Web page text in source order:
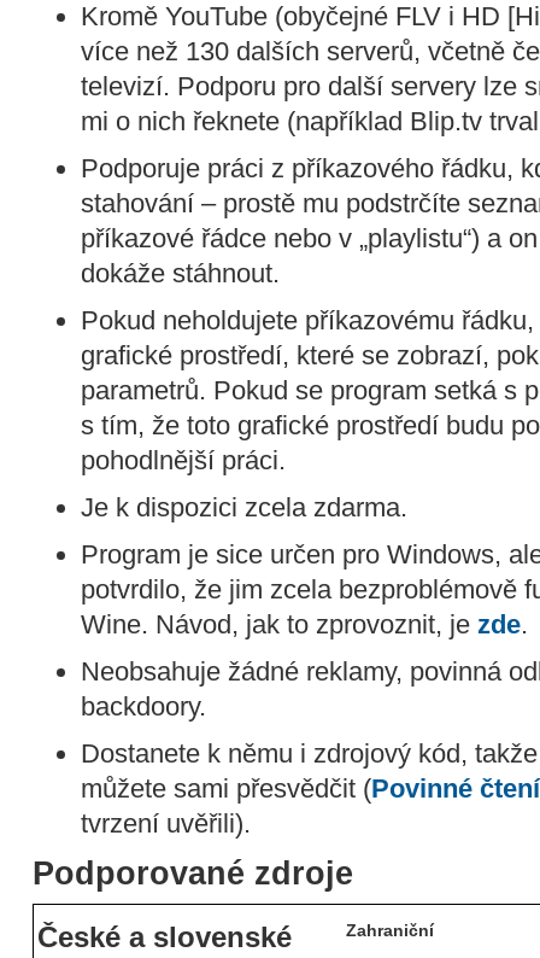
Kromě YouTube (obyčejné FLV i HD
více než 130 dalších serverů, včetně
televizí. Podporu pro další servery lze
mi o nich řeknete (například Blip.tv
Podporuje práci z příkazového řádku,
stahování – prostě mu podstrčíte
příkazové řádce nebo v „playlistu“) a
dokáže stáhnout.
Pokud neholdujete příkazovému
grafické prostředí, které se zobrazí,
parametrů. Pokud se program setká s
s tím, že toto grafické prostředí budu
pohodlnější práci.
Je k dispozici zcela zdarma.
Program je sice určen pro Windows,
potvrdilo, že jim zcela bezproblémově
Wine. Návod, jak to zprovoznit, je zde.
Neobsahuje žádné reklamy, povinná
backdoory.
Dostanete k němu i zdrojový kód,
můžete sami přesvědčit (Povinné čtení
tvrzení uvěřili).
Podporované zdroje
České a slovenské Zahraniční